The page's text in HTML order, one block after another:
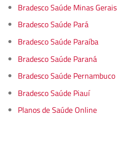
Bradesco Saúde Minas Gerais
Bradesco Saúde Pará
Bradesco Saúde Paraíba
Bradesco Saúde Paraná
Bradesco Saúde Pernambuco
Bradesco Saúde Piauí
Planos de Saúde Online